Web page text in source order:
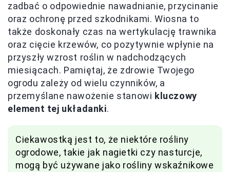
zadbać o odpowiednie nawadnianie, przycinanie
oraz ochronę przed szkodnikami. Wiosna to
także doskonały czas na wertykulację trawnika
oraz cięcie krzewów, co pozytywnie wpłynie na
przyszły wzrost roślin w nadchodzących
miesiącach. Pamiętaj, że zdrowie Twojego
ogrodu zależy od wielu czynników, a
przemyślane nawożenie stanowi kluczowy
element tej układanki.
Ciekawostką jest to, że niektóre rośliny
ogrodowe, takie jak nagietki czy nasturcje,
mogą być używane jako rośliny wskaźnikowe